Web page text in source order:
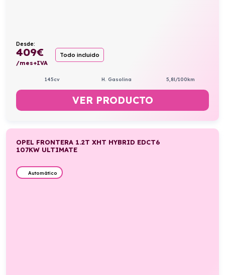
Desde:
409€
/mes+IVA
Todo incluido
145cv H. Gasolina 5,8l/100km
VER PRODUCTO
OPEL FRONTERA 1.2T XHT HYBRID EDCT6
107KW ULTIMATE
Automático